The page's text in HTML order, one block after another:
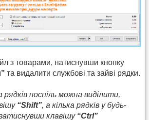
з товарами, натиснувши кнопку
та видалити службові та зайві рядки.
рядків поспіль можна виділити,
“Shift”, а кілька рядків у будь-
клавішу “Ctrl”